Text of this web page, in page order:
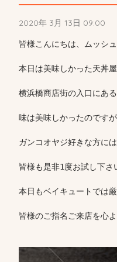
2020年 3月 13日 09:00
皆様こんにちは、ムッシュ
本日は美味しかった天丼屋
横浜橋商店街の入口にあ
味は美味しかったのです
ガンコオヤジ好きな方に
皆様も是非1度お試し下
本日もベイキュートでは
皆様のご指名ご来店を心